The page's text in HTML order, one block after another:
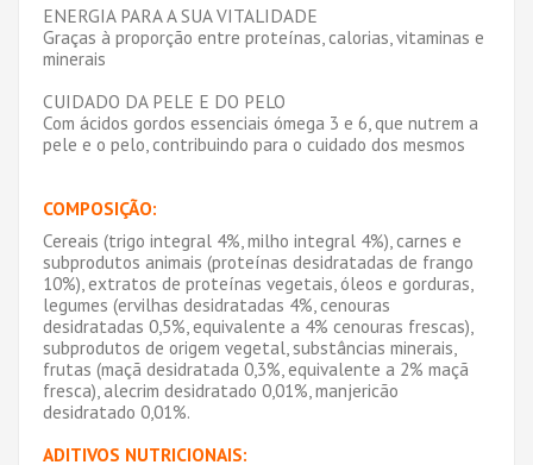
ENERGIA PARA A SUA VITALIDADE
Graças à proporção entre proteínas, calorias, vitaminas e
minerais
CUIDADO DA PELE E DO PELO
Com ácidos gordos essenciais ómega 3 e 6, que nutrem a
pele e o pelo, contribuindo para o cuidado dos mesmos
COMPOSIÇÃO:
Cereais (trigo integral 4%, milho integral 4%), carnes e
subprodutos animais (proteínas desidratadas de frango
10%), extratos de proteínas vegetais, óleos e gorduras,
legumes (ervilhas desidratadas 4%, cenouras
desidratadas 0,5%, equivalente a 4% cenouras frescas),
subprodutos de origem vegetal, substâncias minerais,
frutas (maçã desidratada 0,3%, equivalente a 2% maçã
fresca), alecrim desidratado 0,01%, manjericão
desidratado 0,01%.
ADITIVOS NUTRICIONAIS: